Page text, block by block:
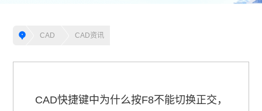
CAD CAD资讯
CAD快捷键中为什么按F8不能切换正交，